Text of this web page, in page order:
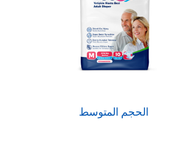
الحجم المتوسط